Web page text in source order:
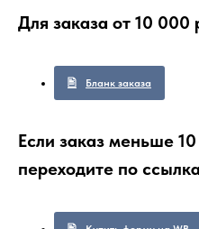
Для заказа от 10 000
Бланк заказа
Если заказ меньше
переходите по